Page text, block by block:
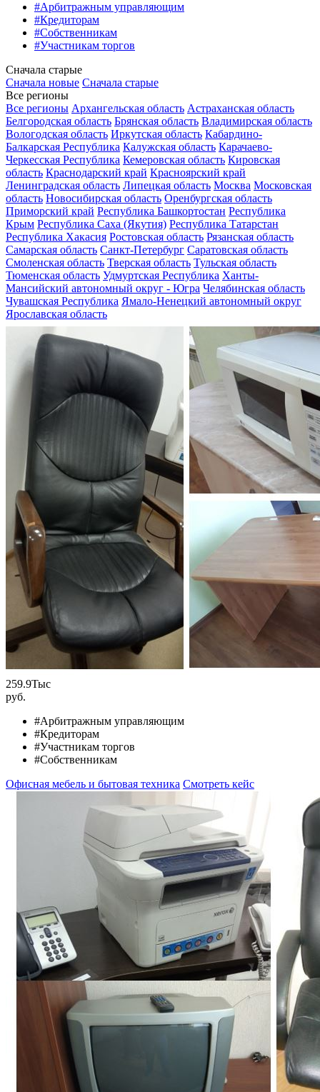
#Арбитражным управляющим
#Кредиторам
#Собственникам
#Участникам торгов
Сначала старые
Сначала новые Сначала старые
Все регионы
Все регионы Архангельская область Астраханская область
Белгородская область Брянская область Владимирская область
Вологодская область Иркутская область Кабардино-
Балкарская Республика Калужская область Карачаево-
Черкесская Республика Кемеровская область Кировская
область Краснодарский край Красноярский край
Ленинградская область Липецкая область Москва Московская
область Новосибирская область Оренбургская область
Приморский край Республика Башкортостан Республика
Крым Республика Саха (Якутия) Республика Татарстан
Республика Хакасия Ростовская область Рязанская область
Самарская область Санкт-Петербург Саратовская область
Смоленская область Тверская область Тульская область
Тюменская область Удмуртская Республика Ханты-
Мансийский автономный округ - Югра Челябинская область
Чувашская Республика Ямало-Ненецкий автономный округ
Ярославская область
259.9Тыс
руб.
#Арбитражным управляющим
#Кредиторам
#Участникам торгов
#Собственникам
Офисная мебель и бытовая техника Смотреть кейс